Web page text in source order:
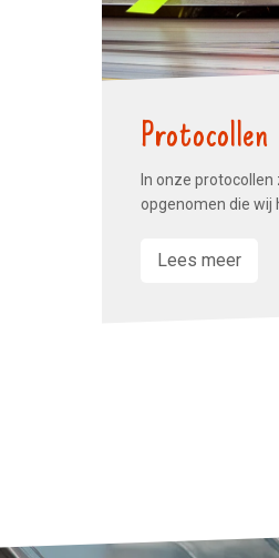
Protocollen
In onze
opgenomen die wij
Lees meer